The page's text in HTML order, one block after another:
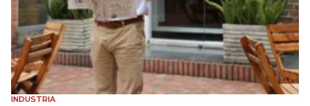
INDUSTRIA